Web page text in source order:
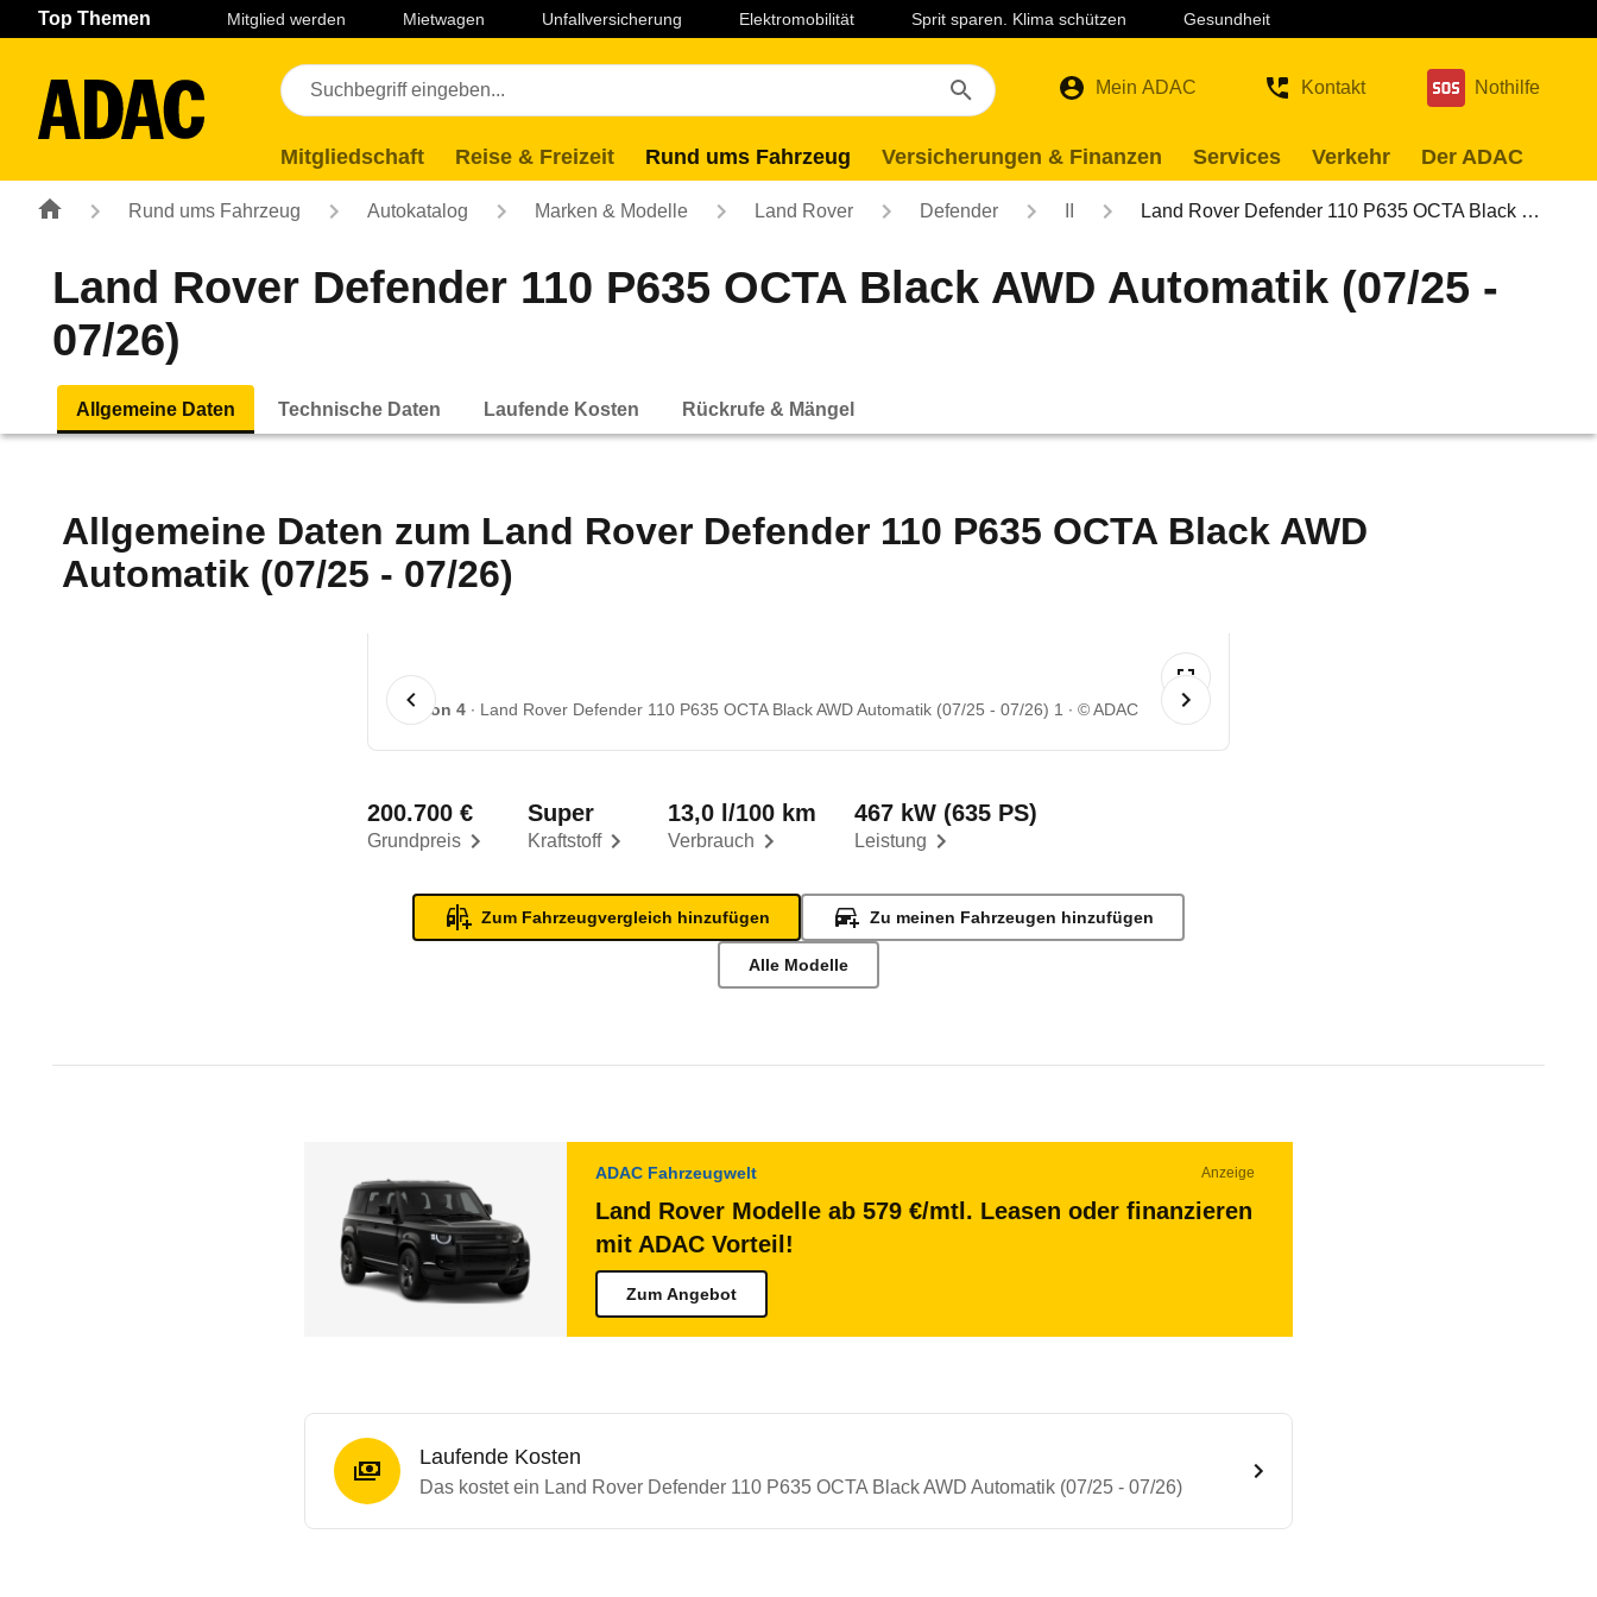
Navigation Seiteninhalt Fußzeile
Top Themen Mitglied werden Mietwagen Unfallversicherung Elektromobilität Sprit sparen. Klima schützen Gesundheit
Mein ADAC Kontakt Nothilfe
Mitgliedschaft Reise & Freizeit Rund ums Fahrzeug Versicherungen & Finanzen Services Verkehr Der ADAC
Rund ums Fahrzeug Autokatalog Marken & Modelle Land Rover Defender Land Rover Defender 110 P635 OCTA Black …
Land Rover Defender 110 P635 OCTA Black AWD Automatik (07/25 -
07/26)
Allgemeine Daten Technische Daten Laufende Kosten Rückrufe & Mängel
Allgemeine Daten zum Land Rover Defender 110 P635 OCTA Black AWD
Automatik (07/25 - 07/26)
1 von 4 Land Rover Defender 110 P635 OCTA Black AWD Automatik (07/25 - 07/26) 1 © ADAC
Grundpreis
200.700 €
Kraftstoff
Super
Verbrauch
13,0 l/100 km
Leistung
467 kW (635 PS)
Zum Fahrzeugvergleich hinzufügen Zu meinen Fahrzeugen hinzufügen
Alle Modelle
ADAC Fahrzeugwelt Anzeige
Land Rover Modelle ab 579 €/mtl. Leasen oder finanzieren
mit ADAC Vorteil!
Zum Angebot
Laufende Kosten
Das kostet ein Land Rover Defender 110 P635 OCTA Black AWD Automatik (07/25 - 07/26)